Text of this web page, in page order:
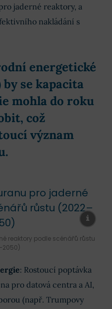
jaderné reaktory, a
nakládání s
energetické
se kapacita
mohla do roku
což
význam
reaktory podle scénářů růstu
: Rostoucí poptávka
pro datová centra a AI,
(např. Trumpovy